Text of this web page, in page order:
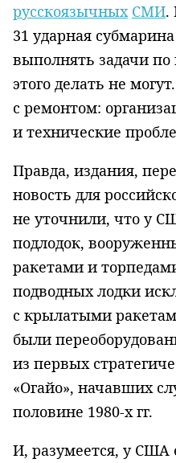
русскоязычных СМИ.
31 ударная
выполнять задачи по
этого делать не
с ремонтом:
и технические
Правда, издания,
новость для
не уточнили, что у
подлодок,
ракетами и
подводных лодки
с крылатыми
были
из первых
«Огайо», начавших
половине 1980-х гг.
И, разумеется, у США